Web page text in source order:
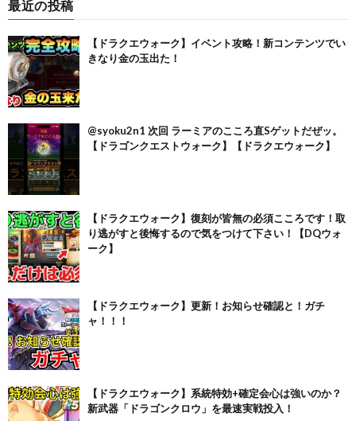
最近の投稿
【ドラクエウォーク】イベント攻略！新コンテンツでい
きなり金の玉出た！
@syoku2n1 次回 ラーミアのこころ直Sゲットだぜッ。
【ドラゴンクエストウォーク】【ドラクエウォーク】
【ドラクエウォーク】復刻が皆無の必須こころです！取
り逃がすと後悔するので気をつけて下さい！【DQウォ
ーク】
【ドラクエウォーク】更新！お知らせ確認と！ガチ
ャ！！！
【ドラクエウォーク】系統特効+確定会心は強いのか？
新武器「ドラゴンクロウ」を最速実戦投入！